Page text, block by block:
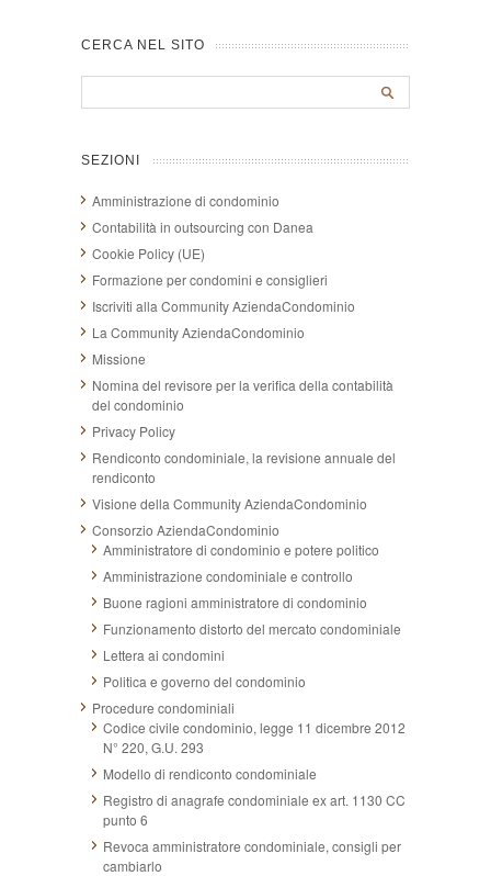
CERCA NEL SITO
SEZIONI
Amministrazione di condominio
Contabilità in outsourcing con Danea
Cookie Policy (UE)
Formazione per condomini e consiglieri
Iscriviti alla Community AziendaCondominio
La Community AziendaCondominio
Missione
Nomina del revisore per la verifica della contabilità
del condominio
Privacy Policy
Rendiconto condominiale, la revisione annuale del
rendiconto
Visione della Community AziendaCondominio
Consorzio AziendaCondominio
Amministratore di condominio e potere politico
Amministrazione condominiale e controllo
Buone ragioni amministratore di condominio
Funzionamento distorto del mercato condominiale
Lettera ai condomini
Politica e governo del condominio
Procedure condominiali
Codice civile condominio, legge 11 dicembre 2012
N° 220, G.U. 293
Modello di rendiconto condominiale
Registro di anagrafe condominiale ex art. 1130 CC
punto 6
Revoca amministratore condominiale, consigli per
cambiarlo